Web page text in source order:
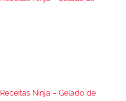
Receitas Ninja – Gelado de